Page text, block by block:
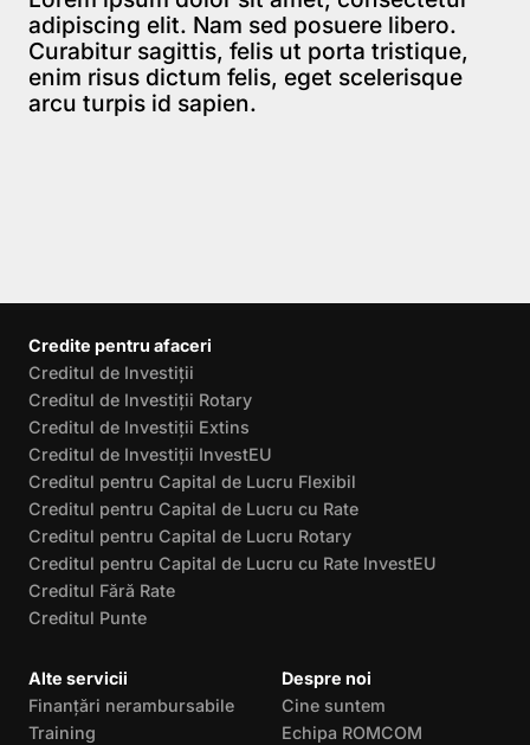
adipiscing elit. Nam sed posuere libero.
Curabitur sagittis, felis ut porta tristique,
enim risus dictum felis, eget scelerisque
arcu turpis id sapien.
Credite pentru afaceri
Creditul de Investiții
Creditul de Investiții Rotary
Creditul de Investiții Extins
Creditul de Investiții InvestEU
Creditul pentru Capital de Lucru Flexibil
Creditul pentru Capital de Lucru cu Rate
Creditul pentru Capital de Lucru Rotary
Creditul pentru Capital de Lucru cu Rate InvestEU
Creditul Fără Rate
Creditul Punte
Alte servicii
Finanțări nerambursabile
Training
Despre noi
Cine suntem
Echipa ROMCOM